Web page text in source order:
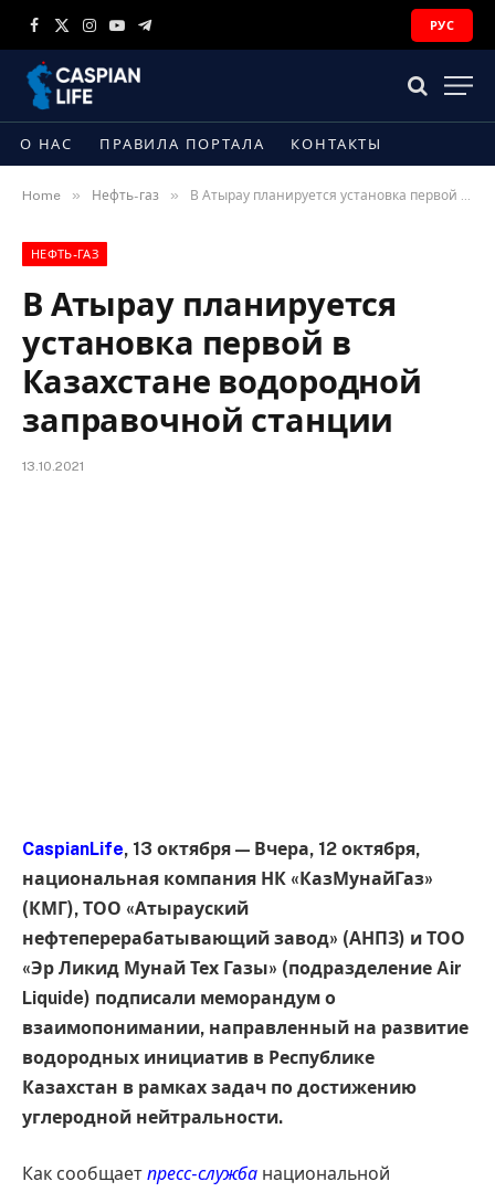
Facebook
X
Instagram
YouTubeTelegram
РУС
О НАС ПРАВИЛА ПОРТАЛА КОНТАКТЫ
Home » Нефть-газ » В Атырау планируется установка первой в Казахстане водородной заправочной станции
НЕФТЬ-ГАЗ
В Атырау планируется
установка первой в
Казахстане водородной
заправочной станции
13.10.2021
CaspianLife, 13 октября — Вчера, 12 октября,
национальная компания НК «КазМунайГаз»
(КМГ), ТОО «Атырауский
нефтеперерабатывающий завод» (АНПЗ) и ТОО
«Эр Ликид Мунай Тех Газы» (подразделение Air
Liquide) подписали меморандум о
взаимопонимании, направленный на развитие
водородных инициатив в Республике
Казахстан в рамках задач по достижению
углеродной нейтральности.
Как сообщает пресс-служба национальной